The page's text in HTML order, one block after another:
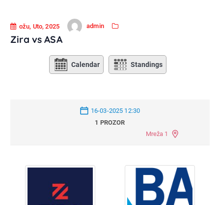
ožu, Uto, 2025 admin
Zira vs ASA
Calendar Standings
16-03-2025 12:30
1 PROZOR
Mreža 1